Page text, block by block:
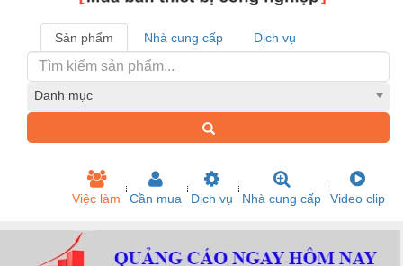
Sản phẩm Nhà cung cấp Dịch vụ
Danh mục
Việc làm Cần mua Dịch vụ Nhà cung cấp Video clip